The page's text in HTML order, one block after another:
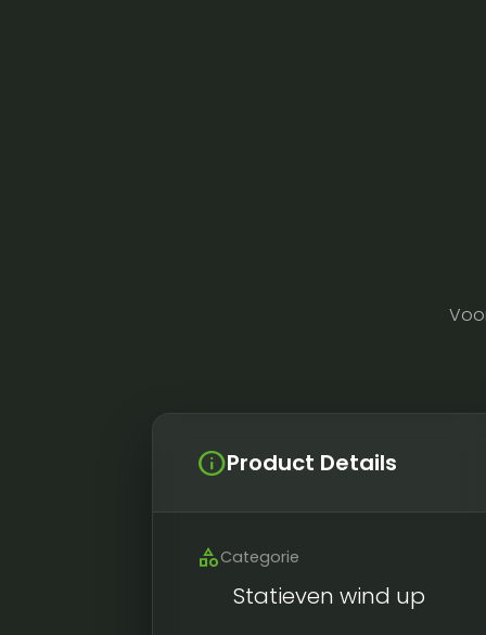
infoProduct Details
categoryCategorie
Statieven wind up